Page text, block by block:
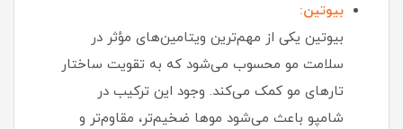
بیوتین:
بیوتین یکی از مهم‌ترین ویتامین‌های مؤثر در
سلامت مو محسوب می‌شود که به تقویت ساختار
تارهای مو کمک می‌کند. وجود این ترکیب در
شامپو باعث می‌شود موها ضخیم‌تر، مقاوم‌تر و